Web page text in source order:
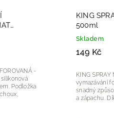
-
KING
500ml
Skladem
149 Kč
KING SPRAY Nepřilnavý olej ve spreji pro
vymazávání
snadný způsob
a